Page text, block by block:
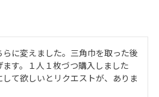
に変えました。三角巾を取った後
す。１人１枚づつ購入しました
て欲しいとリクエストが、ありま